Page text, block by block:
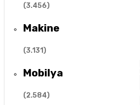
(3.456)
Makine
(3.131)
Mobilya
(2.584)